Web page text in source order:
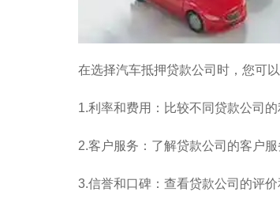
在选择汽车抵押贷款公司时，您可
1.利率和费用：比较不同贷款公司
2.客户服务：了解贷款公司的客户
3.信誉和口碑：查看贷款公司的评